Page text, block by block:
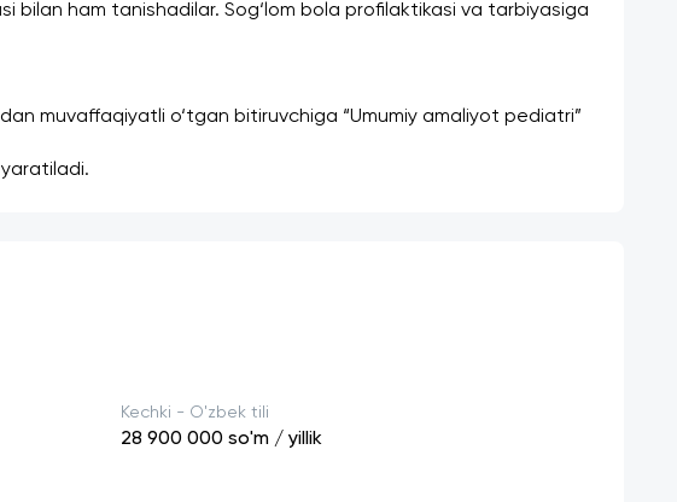
bilan ham tanishadilar. Sog‘lom bola profilaktikasi va tarbiyasiga
muvaffaqiyatli o‘tgan bitiruvchiga “Umumiy amaliyot pediatri”
Kechki - O'zbek tili
28 900 000 so'm / yillik